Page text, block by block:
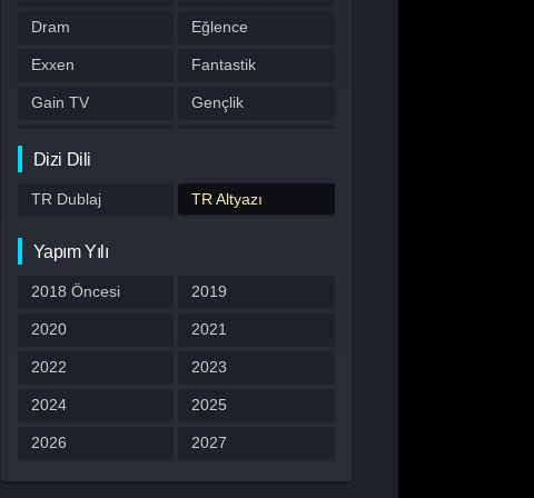
Dram Eğlence
Exxen Fantastik
Gain TV Gençlik
Komedi
Kore Dizileri
Korku Macera
Müzik Müzikal
Netflix Otomobil
Polisiye Prime Video
Program Reality
Romantik Savaş
Dizi Dili
TR Dublaj TR Altyazı
Yapım Yılı
2018 Öncesi 2019
2020 2021
2022 2023
2024 2025
2026 2027